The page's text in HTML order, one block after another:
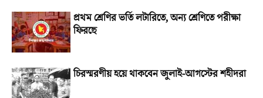
প্রথম শ্রেণির ভর্তি লটারিতে, অন্য শ্রেণিতে পরীক্ষা
ফিরছে
চিরস্মরণীয় হয়ে থাকবেন জুলাই-আগস্টের শহীদরা